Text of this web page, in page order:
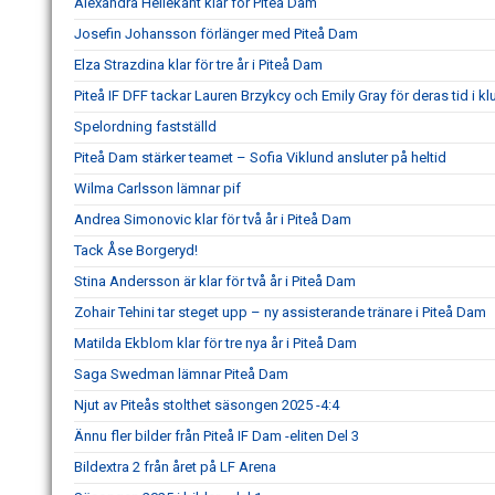
Josefin Johansson förlänger med Piteå Dam
Elza Strazdina klar för tre år i Piteå Dam
Piteå IF DFF tackar Lauren Brzykcy och Emily Gray för deras tid i
Spelordning fastställd
Piteå Dam stärker teamet – Sofia Viklund ansluter på heltid
Wilma Carlsson lämnar pif
Andrea Simonovic klar för två år i Piteå Dam
Tack Åse Borgeryd!
Stina Andersson är klar för två år i Piteå Dam
Zohair Tehini tar steget upp – ny assisterande tränare i Piteå Dam
Matilda Ekblom klar för tre nya år i Piteå Dam
Saga Swedman lämnar Piteå Dam
Njut av Piteås stolthet säsongen 2025 -4:4
Ännu fler bilder från Piteå IF Dam -eliten Del 3
Bildextra 2 från året på LF Arena